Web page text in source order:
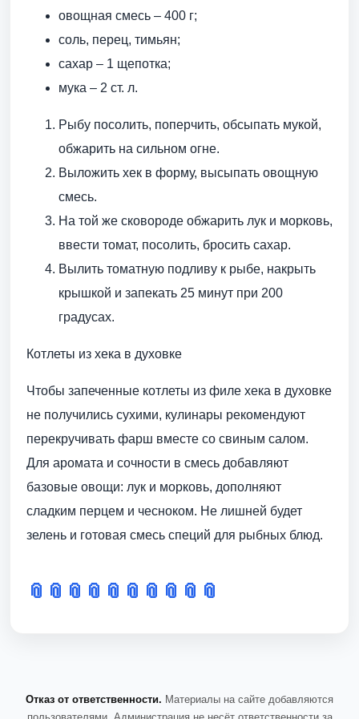
овощная смесь – 400 г;
соль, перец, тимьян;
сахар – 1 щепотка;
мука – 2 ст. л.
Рыбу посолить, поперчить, обсыпать мукой,
обжарить на сильном огне.
Выложить хек в форму, высыпать овощную
смесь.
На той же сковороде обжарить лук и морковь,
ввести томат, посолить, бросить сахар.
Вылить томатную подливу к рыбе, накрыть
крышкой и запекать 25 минут при 200
градусах.
Котлеты из хека в духовке
Чтобы запеченные котлеты из филе хека в духовке
не получились сухими, кулинары рекомендуют
перекручивать фарш вместе со свиным салом.
Для аромата и сочности в смесь добавляют
базовые овощи: лук и морковь, дополняют
сладким перцем и чесноком. Не лишней будет
зелень и готовая смесь специй для рыбных блюд.
📎 📎 📎 📎 📎 📎 📎 📎 📎 📎
Отказ от ответственности. Материалы на сайте добавляются